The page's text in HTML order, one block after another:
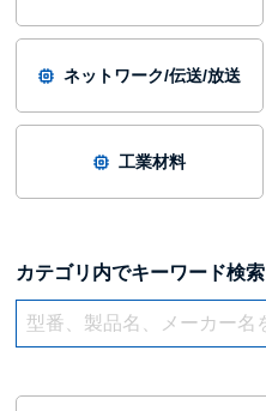
ネットワーク/伝送/放送
工業材料
カテゴリ内でキーワード検索